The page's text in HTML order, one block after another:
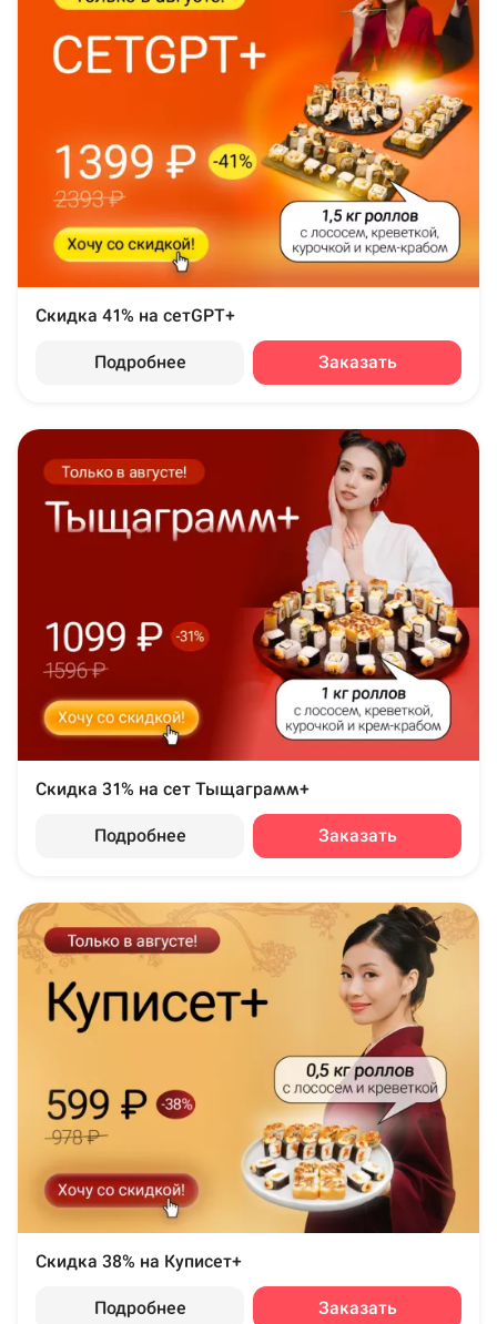
Скидка 41% на сетGPT+
Подробнее Заказать
Скидка 31% на сет Тыщаграмм+
Подробнее Заказать
Скидка 38% на Куписет+
Подробнее Заказать